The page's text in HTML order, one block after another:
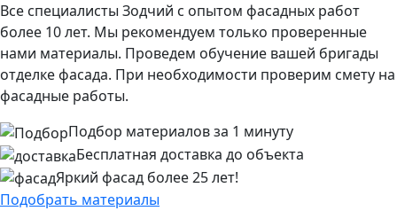
Все специалисты Зодчий с опытом фасадных работ
более 10 лет. Мы рекомендуем только проверенные
нами материалы. Проведем обучение вашей бригады
отделке фасада. При необходимости проверим смету на
фасадные работы.
Подбор материалов за 1 минуту
Бесплатная доставка до объекта
Яркий фасад более 25 лет!
Подобрать материалы